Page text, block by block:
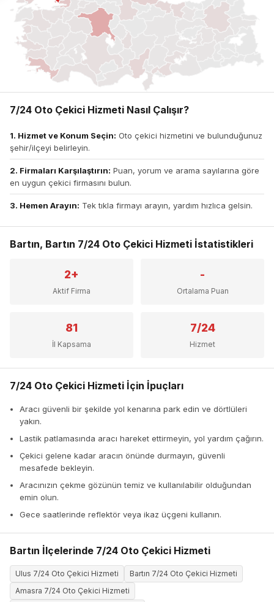
7/24 Oto Çekici Hizmeti Nasıl Çalışır?
1. Hizmet ve Konum Seçin: Oto çekici hizmetini ve bulunduğunuz
şehir/ilçeyi belirleyin.
2. Firmaları Karşılaştırın: Puan, yorum ve arama sayılarına göre
en uygun çekici firmasını bulun.
3. Hemen Arayın: Tek tıkla firmayı arayın, yardım hızlıca gelsin.
Bartın, Bartın 7/24 Oto Çekici Hizmeti İstatistikleri
2+
Aktif Firma
-
Ortalama Puan
81
İl Kapsama
7/24
Hizmet
7/24 Oto Çekici Hizmeti İçin İpuçları
Aracı güvenli bir şekilde yol kenarına park edin ve dörtlüleri
yakın.
Lastik patlamasında aracı hareket ettirmeyin, yol yardım çağırın.
Çekici gelene kadar aracın önünde durmayın, güvenli
mesafede bekleyin.
Aracınızın çekme gözünün temiz ve kullanılabilir olduğundan
emin olun.
Gece saatlerinde reflektör veya ikaz üçgeni kullanın.
Bartın İlçelerinde 7/24 Oto Çekici Hizmeti
Ulus 7/24 Oto Çekici Hizmeti
Bartın 7/24 Oto Çekici Hizmeti
Amasra 7/24 Oto Çekici Hizmeti